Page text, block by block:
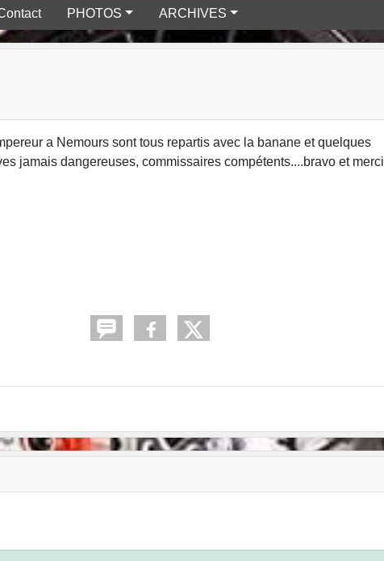
PHOTOS ARCHIVES
a Nemours sont tous repartis avec la banane et quelques
jamais dangereuses, commissaires compétents....bravo et merci